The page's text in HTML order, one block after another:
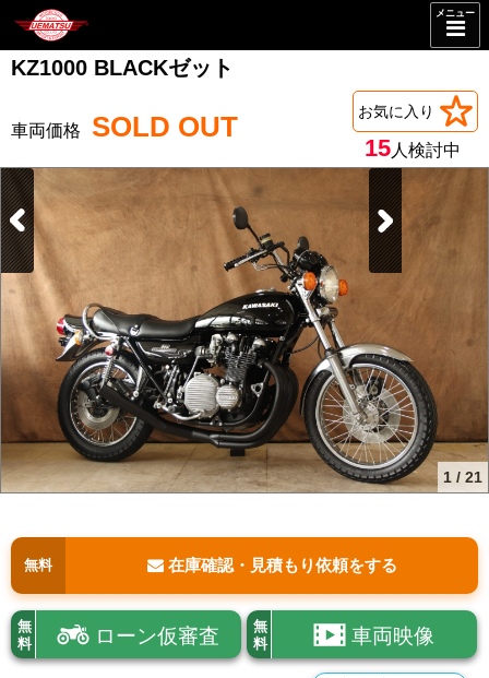
メニュー
KZ1000 BLACKゼット
SOLD OUT お気に入り
15人検討中
1 / 21
無料 在庫確認・見積もり依頼をする
無
料
ローン仮審査
無
料
車両映像